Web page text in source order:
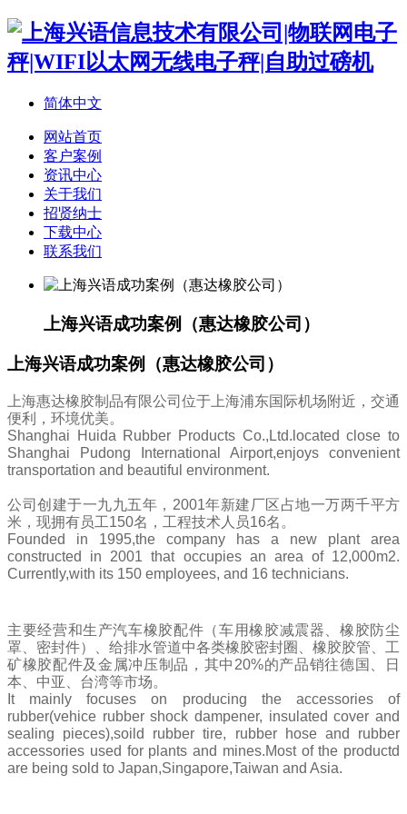
简体中文
网站首页
客户案例
资讯中心
关于我们
招贤纳士
下载中心
联系我们
上海兴语成功案例（惠达橡胶公司）
上海兴语成功案例（惠达橡胶公司）
上海惠达橡胶制品有限公司位于上海浦东国际机场附近，交通
便利，环境优美。
Shanghai Huida Rubber Products Co.,Ltd.located close to
Shanghai Pudong International Airport,enjoys convenient
transportation and beautiful environment.
公司创建于一九九五年，2001年新建厂区占地一万两千平方
米，现拥有员工150名，工程技术人员16名。
Founded in 1995,the company has a new plant area
constructed in 2001 that occupies an area of 12,000m2.
Currently,with its 150 employees, and 16 technicians.
主要经营和生产汽车橡胶配件（车用橡胶减震器、橡胶防尘
罩、密封件）、给排水管道中各类橡胶密封圈、橡胶胶管、工
矿橡胶配件及金属冲压制品，其中20%的产品销往德国、日
本、中亚、台湾等市场。
It mainly focuses on producing the accessories of
rubber(vehice rubber shock dampener, insulated cover and
sealing pieces),soild rubber tire, rubber hose and rubber
accessories used for plants and mines.Most of the productd
are being sold to Japan,Singapore,Taiwan and Asia.